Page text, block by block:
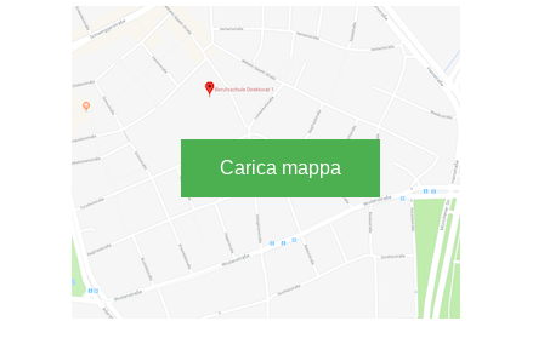
Carica mappa